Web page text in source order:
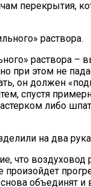
перекрытия,
раствора –
при этом не
он должен
спустя
либо
что воздуховод
произойдет
объединят